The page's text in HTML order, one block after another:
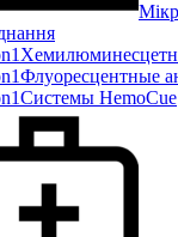
Флуоресцентные
Системы HemoCue